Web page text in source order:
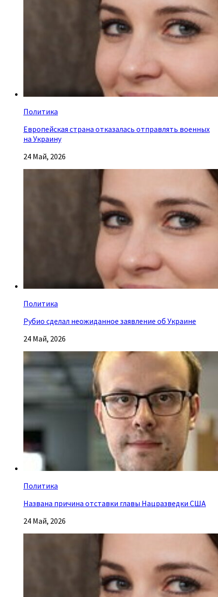
Политика
Европейская страна отказалась отправлять военных
на Украину
24 Май, 2026
Политика
Рубио сделал неожиданное заявление об Украине
24 Май, 2026
Политика
Названа причина отставки главы Нацразведки США
24 Май, 2026